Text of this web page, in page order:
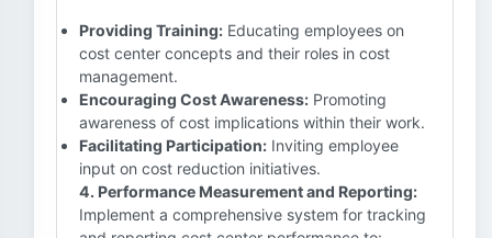
Providing Training: Educating employees on
cost center concepts and their roles in cost
management.
Encouraging Cost Awareness: Promoting
awareness of cost implications within their work.
Facilitating Participation: Inviting employee
input on cost reduction initiatives.
4. Performance Measurement and Reporting:
Implement a comprehensive system for tracking